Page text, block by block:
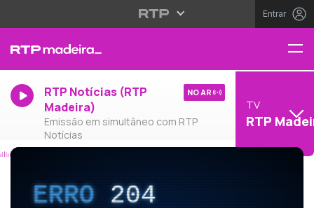
Entrar
RTP Notícias (RTP
Madeira)
Emissão em simultâneo com RTP
Notícias
NO AR
TV
RTP
ERRO204